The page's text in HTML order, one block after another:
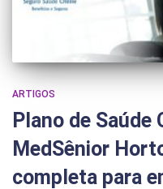
ARTIGOS
Plano de Saúde
MedSênior
completa para